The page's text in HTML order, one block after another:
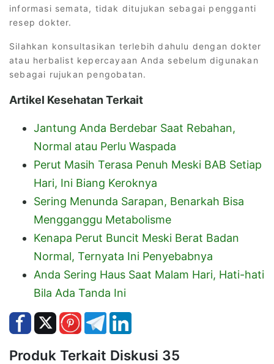
informasi semata, tidak ditujukan sebagai pengganti
resep dokter.
Silahkan konsultasikan terlebih dahulu dengan dokter
atau herbalist kepercayaan Anda sebelum digunakan
sebagai rujukan pengobatan.
Artikel Kesehatan Terkait
Jantung Anda Berdebar Saat Rebahan,
Normal atau Perlu Waspada
Perut Masih Terasa Penuh Meski BAB Setiap
Hari, Ini Biang Keroknya
Sering Menunda Sarapan, Benarkah Bisa
Mengganggu Metabolisme
Kenapa Perut Buncit Meski Berat Badan
Normal, Ternyata Ini Penyebabnya
Anda Sering Haus Saat Malam Hari, Hati-hati
Bila Ada Tanda Ini
Produk Terkait Diskusi 35